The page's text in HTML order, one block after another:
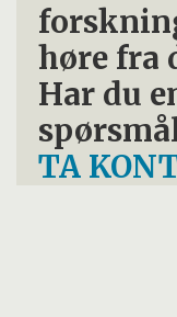
høre fra
Har du
TA